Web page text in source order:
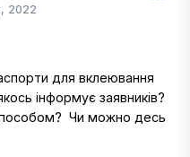
2022
для вклеювання
інформує заявників?
Чи можно десь